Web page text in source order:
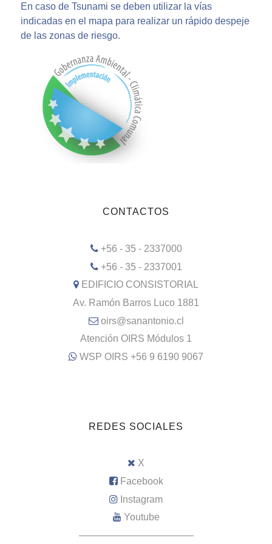
En caso de Tsunami se deben utilizar la vías
indicadas en el mapa para realizar un rápido despeje
de las zonas de riesgo.
CONTACTOS
+56 - 35 - 2337000
+56 - 35 - 2337001
EDIFICIO CONSISTORIAL
Av. Ramón Barros Luco 1881
oirs@sanantonio.cl
Atención OIRS Módulos 1
WSP OIRS +56 9 6190 9067
REDES SOCIALES
X
Facebook
Instagram
Youtube
–––––––––––––––––––––